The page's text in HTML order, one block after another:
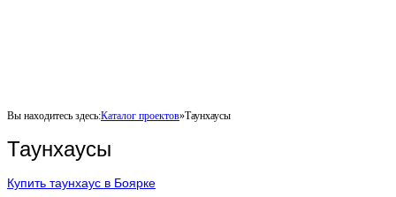
Вы находитесь здесь:Каталог проектов»Таунхаусы
Таунхаусы
Купить таунхаус в Боярке